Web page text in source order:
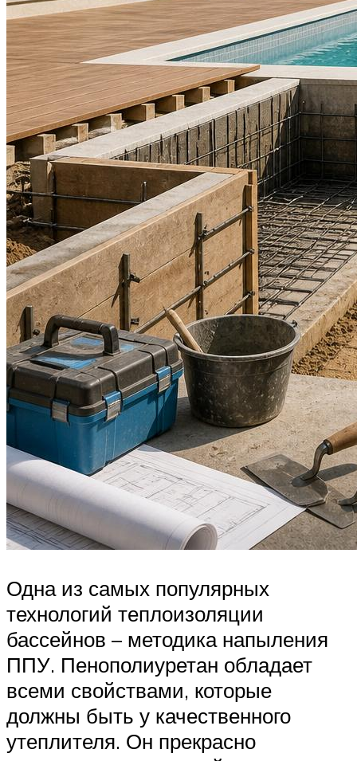
Одна из самых популярных
технологий теплоизоляции
бассейнов – методика напыления
ППУ. Пенополиуретан обладает
всеми свойствами, которые
должны быть у качественного
утеплителя. Он прекрасно